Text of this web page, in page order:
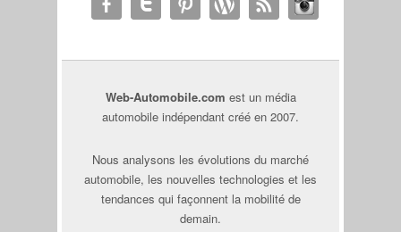
Web-Automobile.com est un média
automobile indépendant créé en 2007.
Nous analysons les évolutions du marché
automobile, les nouvelles technologies et les
tendances qui façonnent la mobilité de
demain.